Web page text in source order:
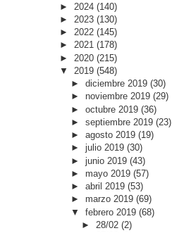
► 2024 (140)
► 2023 (130)
► 2022 (145)
► 2021 (178)
► 2020 (215)
▼ 2019 (548)
► diciembre 2019 (30)
► noviembre 2019 (29)
► octubre 2019 (36)
► septiembre 2019 (23)
► agosto 2019 (19)
► julio 2019 (30)
► junio 2019 (43)
► mayo 2019 (57)
► abril 2019 (53)
► marzo 2019 (69)
▼ febrero 2019 (68)
► 28/02(2)